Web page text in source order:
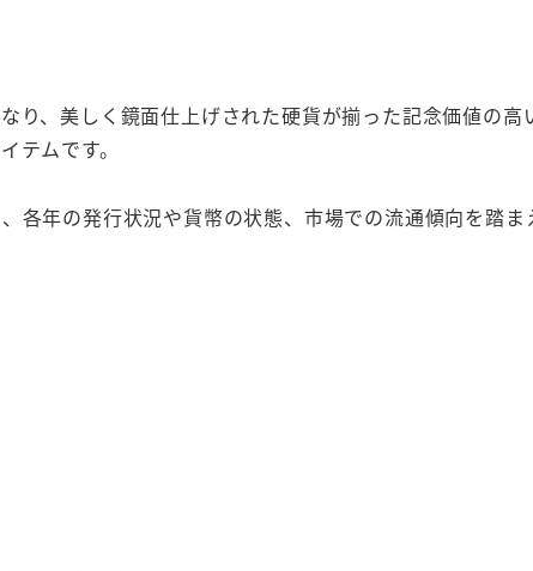
り、美しく鏡面仕上げされた硬貨が揃った記念価値の
テムです。
各年の発行状況や貨幣の状態、市場での流通傾向を踏